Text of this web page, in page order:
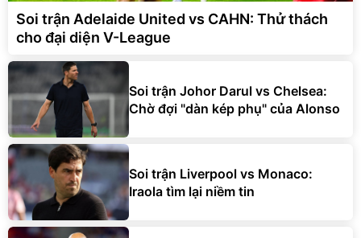
Soi trận Adelaide United vs CAHN: Thử thách
cho đại diện V-League
Soi trận Johor Darul vs Chelsea:
Chờ đợi "dàn kép phụ" của Alonso
Soi trận Liverpool vs Monaco:
Iraola tìm lại niềm tin